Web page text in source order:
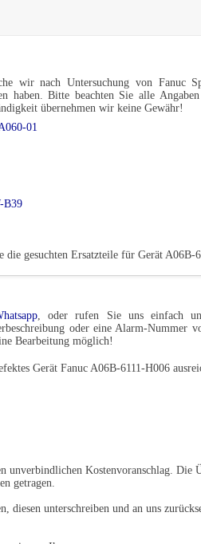
wir nach Untersuchung von Fanuc
haben. Bitte beachten Sie alle
übernehmen wir keine Gewähr!
01
B39
gesuchten Ersatzteile für Gerät A06B-
, oder rufen Sie uns einfach
oder eine Alarm-Nummer
Bearbeitung möglich!
Gerät Fanuc A06B-6111-H006
unverbindlichen Kostenvoranschlag. Die
getragen.
diesen unterschreiben und an uns